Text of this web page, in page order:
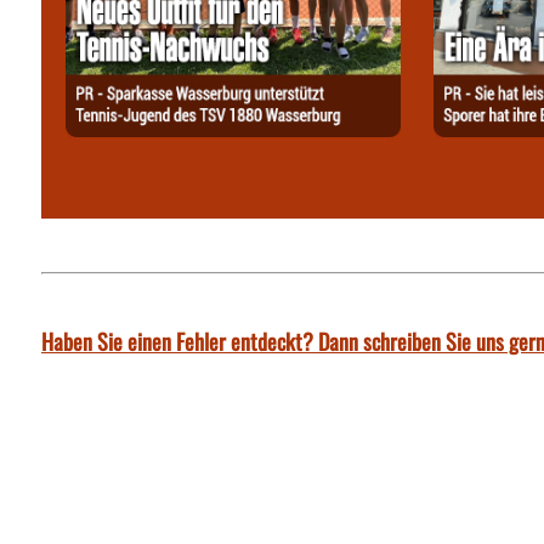
Haben Sie einen Fehler entdeckt? Dann schreiben Sie uns